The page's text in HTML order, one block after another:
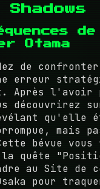
Shadows
de
Otama
de confronter
erreur
Après l'avoir
découvrirez
qu'elle
mais
bévue vous
quête
au Site de
pour